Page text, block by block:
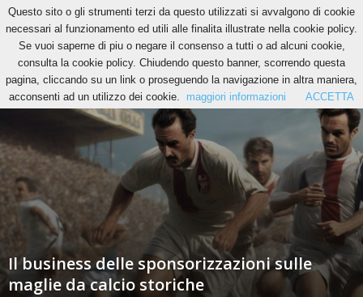
ALTRI SPORT BASKET BRAND JOURNALISM CALCIO CICLISMO
Il business delle sponsorizzazioni sulle
maglie da calcio storiche
Questo sito o gli strumenti terzi da questo utilizzati si avvalgono di cookie
necessari al funzionamento ed utili alle finalita illustrate nella cookie policy.
Se vuoi saperne di piu o negare il consenso a tutti o ad alcuni cookie,
consulta la cookie policy. Chiudendo questo banner, scorrendo questa
pagina, cliccando su un link o proseguendo la navigazione in altra maniera,
acconsenti ad un utilizzo dei cookie.
maggiori informazioni ACCETTA